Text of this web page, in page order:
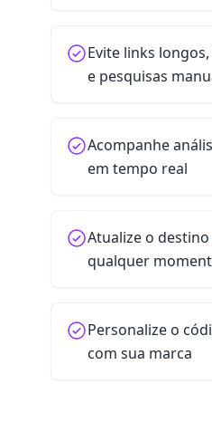
Evite links
e pesquisas
Acompanhe
em tempo real
Atualize o
qualquer
Personalize o
com sua marca